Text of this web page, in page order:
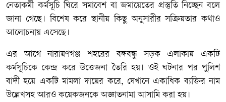
নেতাকর্মী কর্মসূচি ঘিরে সমাবেশ বা জমায়েতের প্রস্তুতি নিচ্ছেন বলে
জানা গেছে। বিশেষ করে স্থানীয় কিছু অনুসারীর সক্রিয়তার কথাও
আলোচনায় এসেছে।
এর আগে নারায়ণগঞ্জ শহরের বঙ্গবন্ধু সড়ক এলাকায় একটি
কর্মসূচিকে কেন্দ্র করে উত্তেজনা তৈরি হয়। ওই ঘটনার পর পুলিশ
বাদী হয়ে একটি মামলা দায়ের করে, যেখানে একাধিক ব্যক্তির নাম
উল্লেখসহ আরও কয়েকজনকে অজ্ঞাতনামা আসামি করা হয়।